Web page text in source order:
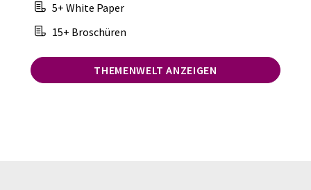
5+ White Paper
15+ Broschüren
THEMENWELT ANZEIGEN